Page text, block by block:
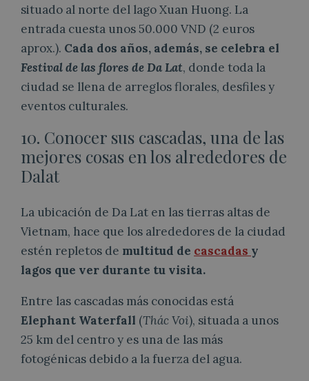
situado al norte del lago Xuan Huong. La
entrada cuesta unos 50.000 VND (2 euros
aprox.). Cada dos años, además, se celebra el
Festival de las flores de Da Lat, donde toda la
ciudad se llena de arreglos florales, desfiles y
eventos culturales.
10. Conocer sus cascadas, una de las
mejores cosas en los alrededores de
Dalat
La ubicación de Da Lat en las tierras altas de
Vietnam, hace que los alrededores de la ciudad
estén repletos de multitud de cascadas y
lagos que ver durante tu visita.
Entre las cascadas más conocidas está
Elephant Waterfall (Thác Voi), situada a unos
25 km del centro y es una de las más
fotogénicas debido a la fuerza del agua.